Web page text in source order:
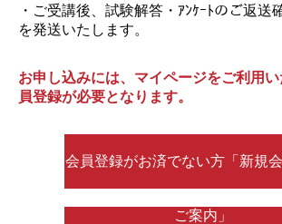
・ご受講後、試験解答・ｱﾝｹｰﾄのご返送
を発送いたします。
お申し込みには、マイページをご利用
員登録が必要となります。
会員登録がお済でない方「新規
ご案内」